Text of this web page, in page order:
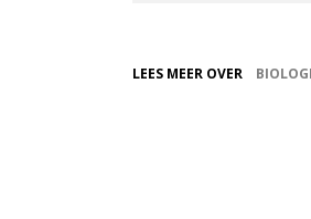
LEES MEER OVER